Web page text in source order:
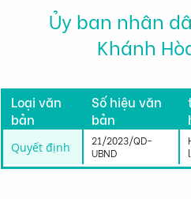
Ủy ban nhân
Khánh
Loại văn
bản
Số hiệu văn
bản
Quyết định
21/2023/QD-
UBND